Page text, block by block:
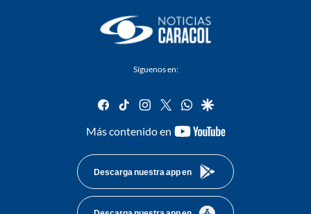
Síguenos en:
facebook
tiktok instagram
twitterwhatsapp
google
Más contenido en
youtube-
Descarga nuestra app en